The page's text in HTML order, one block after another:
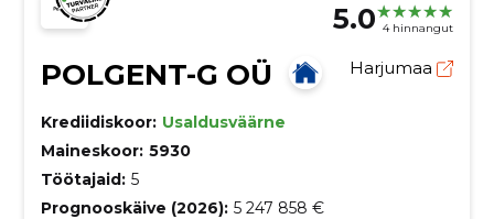
5.0 4 hinnangut
POLGENT-G OÜ Harjumaa
Krediidiskoor: Usaldusväärne
Maineskoor: 5930
Töötajaid: 5
Prognooskäive (2026): 5 247 858 €